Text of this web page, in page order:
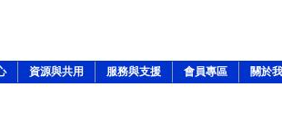
資源與共用 服務與支援 會員專區 關於